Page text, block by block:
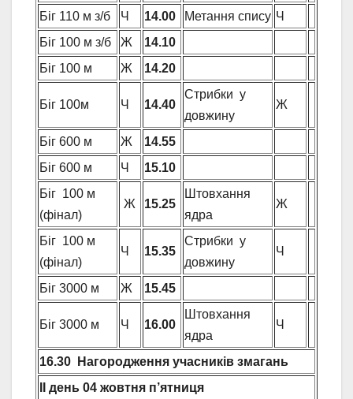
Біг 110 м з/б
Ч 14.00 Метання спису Ч
Біг 100 м з/б
Ж
14.10
Біг 100 м
Ж 14.20
Біг 100м Ч 14.40
Стрибки у
довжину
Ж
Біг 600 м Ж 14.55
Біг 600 м
Ч
15.10
Біг 100 м
(фінал)
Ж 15.25
Штовхання
ядра
Ж
Біг 100 м
(фінал)
Ч 15.35
Стрибки у
довжину
Ч
Біг 3000 м Ж 15.45
Біг 3000 м Ч 16.00
Штовхання
ядра
Ч
16.30 Нагородження учасників змагань
ІІ день 04 жовтня п’ятниця